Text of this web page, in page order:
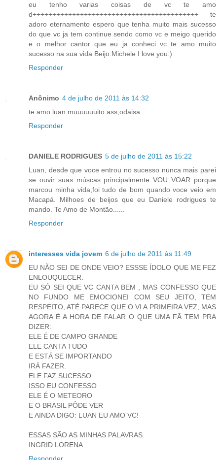
eu tenho varias coisas de vc te amo
d++++++++++++++++++++++++++++++++++++++++++ te
adoro eternamento espero que tenha muito mais sucesso
do que vc ja tem continue sendo como vc e meigo querido
e o melhor cantor que eu ja conheci vc te amo muito
sucesso na sua vida Beijo:Michele I love you:)
Responder
Anônimo 4 de julho de 2011 às 14:32
te amo luan muuuuuuito ass;odaisa
Responder
DANIELE RODRIGUES 5 de julho de 2011 às 15:22
Luan, desde que voce entrou no sucesso nunca mais parei
se ouvir suas múscas principalmente VOU VOAR porque
marcou minha vida,foi tudo de bom quando voce veio em
Macapá. Milhoes de beijos que eu Daniele rodrigues te
mando. Te Amo de Montão......
Responder
interesses vida jovem 6 de julho de 2011 às 11:49
EU NÃO SEI DE ONDE VEIO? ESSSE ÍDOLO QUE ME FEZ
ENLOUQUECER.
EU SÓ SEI QUE VC CANTA BEM , MAS CONFESSO QUE
NO FUNDO ME EMOCIONEI COM SEU JEITO, TEM
RESPEITO, ATÉ PARECE QUE O VI A PRIMEIRA VEZ, MAS
AGORA É A HORA DE FALAR O QUE UMA FÃ TEM PRA
DIZER:
ELE É DE CAMPO GRANDE
ELE CANTA TUDO
E ESTÁ SE IMPORTANDO
IRÁ FAZER.
ELE FAZ SUCESSO
ISSO EU CONFESSO
ELE É O METEORO
E O BRASIL PÔDE VER
E AINDA DIGO: LUAN EU AMO VC!
ESSAS SÃO AS MINHAS PALAVRAS.
INGRID LORENA